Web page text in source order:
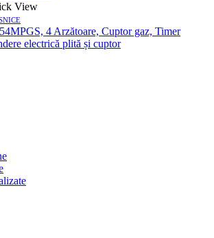
View
4 Arzătoare, Cuptor gaz, Timer
electrică plită și cuptor